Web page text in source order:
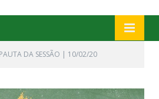
PAUTA DA SESSÃO | 10/02/20